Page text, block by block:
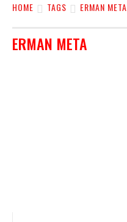
HOME TAGS ERMAN META
ERMAN META